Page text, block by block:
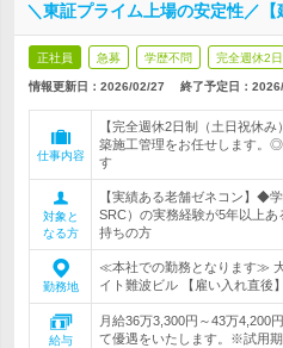
＼東証プライム上場の安定性／
正社員 急募 学歴不問 完全週休2日
情報更新日：2026/02/27 終了予定日：
仕事内容
【完全週休2日制（土日祝休
築施工管理をお任せします。
す
対象と
なる方
【実績ある老舗ゼネコン】◆
SRC）の実務経験が5年以上
持ちの方
勤務地
≪本社での勤務となります≫
イト難波ビル 【雇い入れ直後
給与
月給36万3,300円～43万4,200
て優遇をいたします。※試用